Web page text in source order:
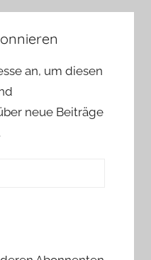
an, um diesen
neue Beiträge